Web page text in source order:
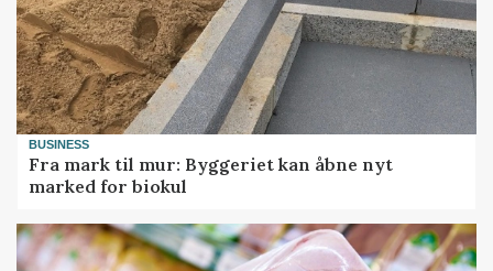
BUSINESS
Fra mark til mur: Byggeriet kan åbne nyt
marked for biokul